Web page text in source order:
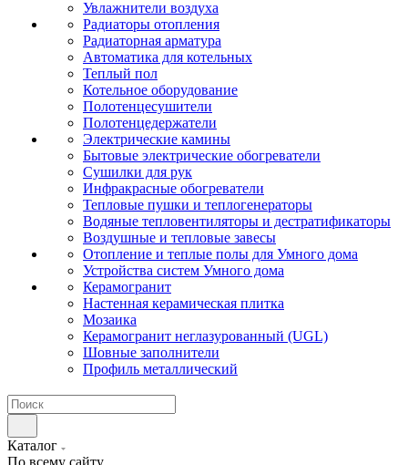
Увлажнители воздуха
Радиаторы отопления
Радиаторная арматура
Автоматика для котельных
Теплый пол
Котельное оборудование
Полотенцесушители
Полотенцедержатели
Электрические камины
Бытовые электрические обогреватели
Сушилки для рук
Инфракрасные обогреватели
Тепловые пушки и теплогенераторы
Водяные тепловентиляторы и дестратификаторы
Воздушные и тепловые завесы
Отопление и теплые полы для Умного дома
Устройства систем Умного дома
Керамогранит
Настенная керамическая плитка
Мозаика
Керамогранит неглазурованный (UGL)
Шовные заполнители
Профиль металлический
Каталог
По всему сайту